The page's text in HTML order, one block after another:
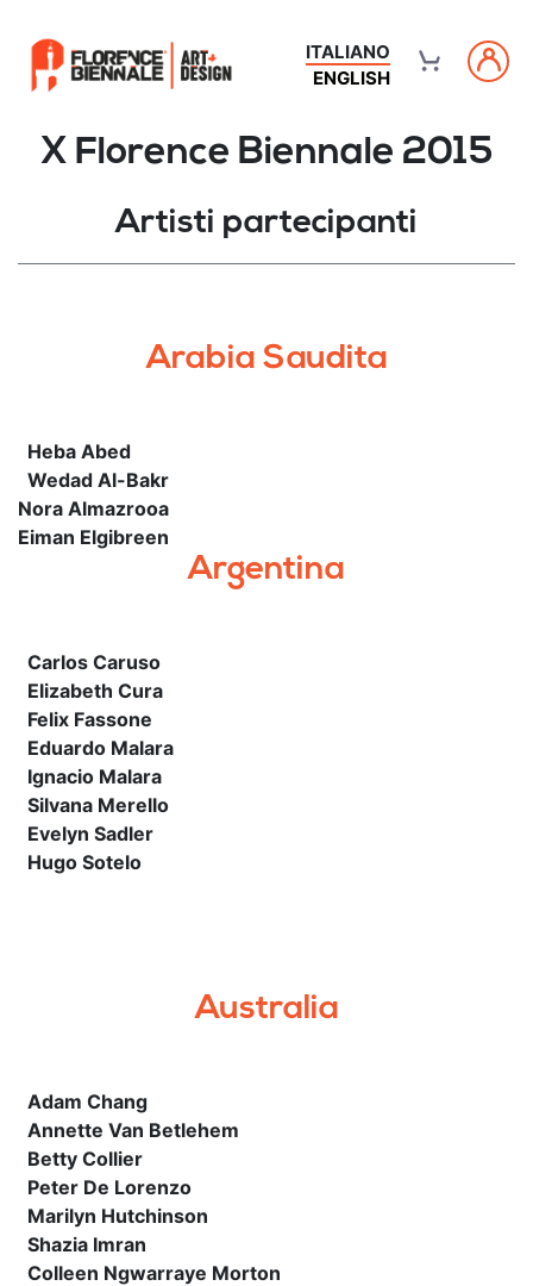
ITALIANO
ENGLISH
X Florence Biennale 2015
Artisti partecipanti
Arabia Saudita
Heba Abed
Wedad Al-Bakr
Nora Almazrooa
Eiman Elgibreen
Argentina
Carlos Caruso
Elizabeth Cura
Felix Fassone
Eduardo Malara
Ignacio Malara
Silvana Merello
Evelyn Sadler
Hugo Sotelo
Australia
Adam Chang
Annette Van Betlehem
Betty Collier
Peter De Lorenzo
Marilyn Hutchinson
Shazia Imran
Colleen Ngwarraye Morton